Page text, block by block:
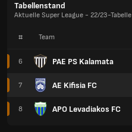
Tabellenstand
Aktuelle Super League - 22/23-Tabelle
# Team
6 PAE PS Kalamata
7 AE Kifisia FC
8 APO Levadiakos FC